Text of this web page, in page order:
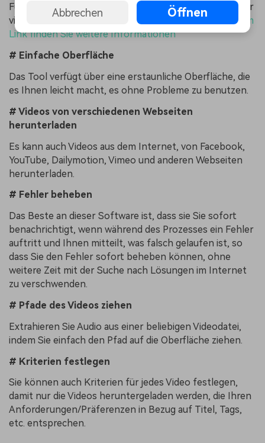
Funktionen. Er ist einfach zu bedienen und verfügt über
viele nützliche integrierte Tools und Filter.
Unter diesem
Link finden Sie weitere Informationen
# Einfache Oberfläche
Das Tool verfügt über eine erstaunliche Oberfläche, die
es Ihnen leicht macht, es ohne Probleme zu benutzen.
# Videos von verschiedenen Webseiten
herunterladen
Es kann auch Videos aus dem Internet, von Facebook,
YouTube, Dailymotion, Vimeo und anderen Webseiten
herunterladen.
# Fehler beheben
Das Beste an dieser Software ist, dass sie Sie sofort
benachrichtigt, wenn während des Prozesses ein Fehler
auftritt und Ihnen mitteilt, was falsch gelaufen ist, so
dass Sie den Fehler sofort beheben können, ohne
weitere Zeit mit der Suche nach Lösungen im Internet
zu verschwenden.
# Pfade des Videos ziehen
Extrahieren Sie Audio aus einer beliebigen Videodatei,
indem Sie einfach den Pfad auf die Oberfläche ziehen.
# Kriterien festlegen
Sie können auch Kriterien für jedes Video festlegen,
damit nur die Videos heruntergeladen werden, die Ihren
Anforderungen/Präferenzen in Bezug auf Titel, Tags,
etc. entsprechen.
Abbrechen Öffnen